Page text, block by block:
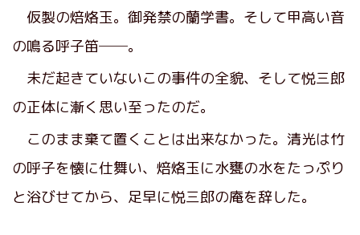
仮製の焙烙玉。御発禁の蘭学書。そして甲高い音
の鳴る呼子笛──。
未だ起きていないこの事件の全貌、そして悦三郎
の正体に漸く思い至ったのだ。
このまま棄て置くことは出来なかった。清光は竹
の呼子を懐に仕舞い、焙烙玉に水甕の水をたっぷり
と浴びせてから、足早に悦三郎の庵を辞した。